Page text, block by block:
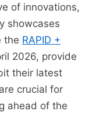
of innovations,
showcases
the RAPID +
2026, provide
their latest
crucial for
ahead of the